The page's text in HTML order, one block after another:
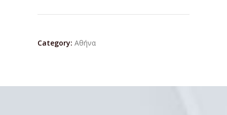
Category: Αθήνα